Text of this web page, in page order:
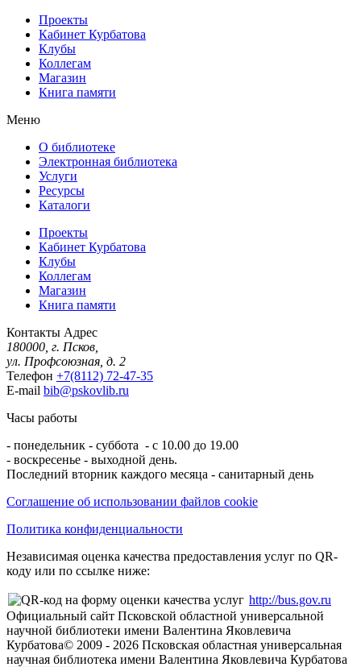
Проекты
Кабинет Курбатова
Клубы
Коллегам
Магазин
Книга памяти
Меню
О библиотеке
Электронная библиотека
Услуги
Ресурсы
Каталоги
Проекты
Кабинет Курбатова
Клубы
Коллегам
Магазин
Книга памяти
Контакты Адрес
180000, г. Псков,
ул. Профсоюзная, д. 2
Телефон +7(8112) 72-47-35
E-mail bib@pskovlib.ru
Часы работы
- понедельник - суббота - с 10.00 до 19.00
- воскресенье - выходной день.
Последний вторник каждого месяца - санитарный день
Соглашение об использовании файлов cookie
Политика конфиденциальности
Независимая оценка качества предоставления услуг по QR-
коду или по ссылке ниже:
http://bus.gov.ru
Официальный сайт Псковской областной универсальной
научной библиотеки имени Валентина Яковлевича
Курбатова© 2009 - 2026 Псковская областная универсальная
научная библиотека имени Валентина Яковлевича Курбатова